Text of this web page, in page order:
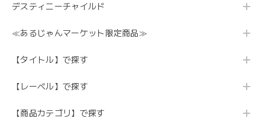
デスティニーチャイルド
≪あるじゃんマーケット限定商品≫
【タイトル】で探す
【レーベル】で探す
【商品カテゴリ】で探す